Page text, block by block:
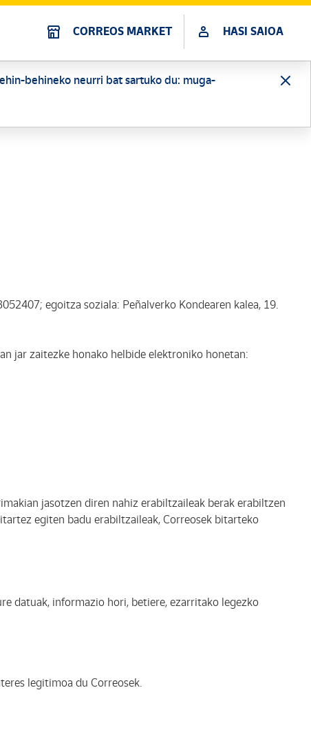
CORREOS MARKET HASI SAIOA
behineko neurri bat sartuko du: muga-
egoitza soziala: Peñalverko Kondearen kalea, 19.
jar zaitezke honako helbide elektroniko honetan:
jasotzen diren nahiz erabiltzaileak berak erabiltzen
egiten badu erabiltzaileak, Correosek bitarteko
datuak, informazio hori, betiere, ezarritako legezko
legitimoa du Correosek.